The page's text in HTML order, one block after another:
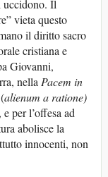
uccidono. Il
vieta questo
il diritto sacro
cristiana e
Giovanni,
nellaPacem in
alienum a ratione)
per l’offesa ad
abolisce la
innocenti, non